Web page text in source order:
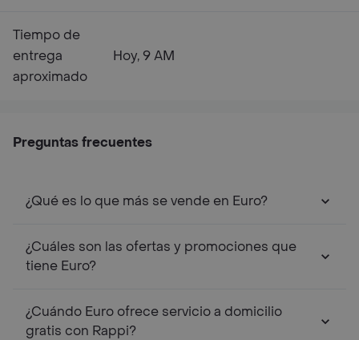
Tiempo de
entrega
aproximado
Hoy, 9 AM
Preguntas frecuentes
¿Qué es lo que más se vende en Euro?
¿Cuáles son las ofertas y promociones que
tiene Euro?
¿Cuándo Euro ofrece servicio a domicilio
gratis con Rappi?